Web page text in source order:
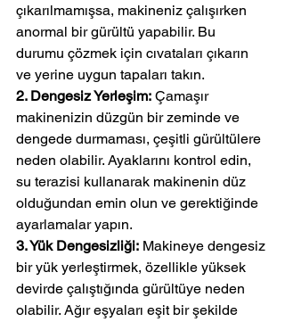
çıkarılmamışsa, makineniz çalışırken
anormal bir gürültü yapabilir. Bu
durumu çözmek için cıvataları çıkarın
ve yerine uygun tapaları takın.
2. Dengesiz Yerleşim: Çamaşır
makinenizin düzgün bir zeminde ve
dengede durmaması, çeşitli gürültülere
neden olabilir. Ayaklarını kontrol edin,
su terazisi kullanarak makinenin düz
olduğundan emin olun ve gerektiğinde
ayarlamalar yapın.
3. Yük Dengesizliği: Makineye dengesiz
bir yük yerleştirmek, özellikle yüksek
devirde çalıştığında gürültüye neden
olabilir. Ağır eşyaları eşit bir şekilde